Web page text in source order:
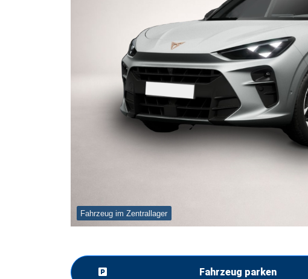
Fahrzeug im Zentrallager
Fahrzeug parken